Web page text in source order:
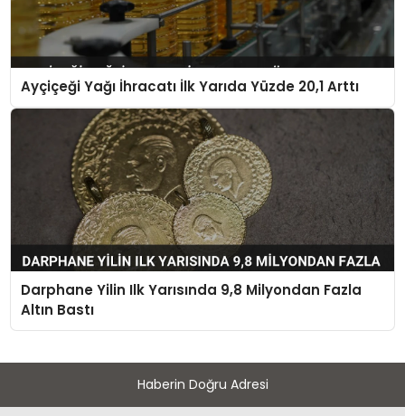
Ayçiçeği Yağı İhracatı İlk Yarıda Yüzde 20,1 Arttı
Darphane Yilin Ilk Yarısında 9,8 Milyondan Fazla
Altın Bastı
Haberin Doğru Adresi